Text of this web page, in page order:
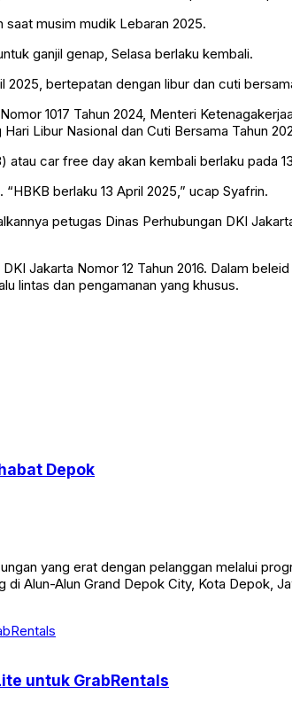
saat musim mudik Lebaran 2025.
ganjil genap, Selasa berlaku kembali.
bertepatan dengan libur dan cuti
1017 Tahun 2024, Menteri
Libur Nasional dan Cuti Bersama Tahun
car free day akan kembali berlaku pada
berlaku 13 April 2025,” ucap Syafrin.
petugas Dinas Perhubungan DKI
Jakarta Nomor 12 Tahun 2016. Dalam
lintas dan pengamanan yang khusus.
Depok
yang erat dengan pelanggan melalui
di Alun-Alun Grand Depok City, Kota Depok,
untuk GrabRentals